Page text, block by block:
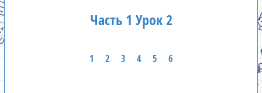
Часть 1 Урок 2
1 2 3 4 5 6